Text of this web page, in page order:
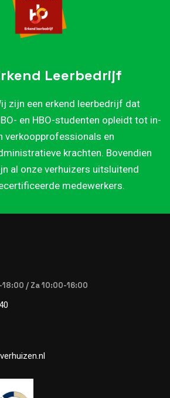
Leerbedrijf
zijn een erkend leerbedrijf dat
en HBO-studenten opleidt tot in-
verkoopprofessionals en
krachten. Bovendien
al onze verhuizers uitsluitend
medewerkers.
/ Za 10:00-16:00